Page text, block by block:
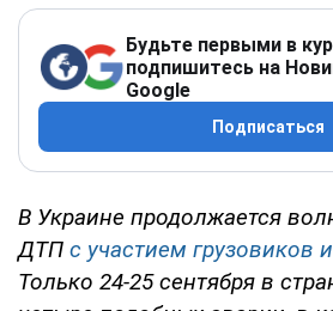
Будьте первыми в
подпишитесь на
Google
Подписаться
В Украине продолжается
ДТП с участием грузовиков
Только 24-25 сентября в